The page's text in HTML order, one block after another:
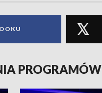
PROGRAMÓW